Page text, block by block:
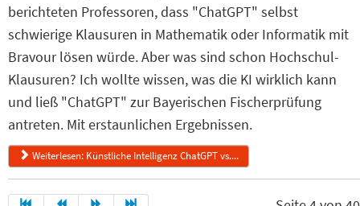
berichteten Professoren, dass "ChatGPT" selbst
schwierige Klausuren in Mathematik oder Informatik mit
Bravour lösen würde. Aber was sind schon Hochschul-
Klausuren? Ich wollte wissen, was die KI wirklich kann
und ließ "ChatGPT" zur Bayerischen Fischerprüfung
antreten. Mit erstaunlichen Ergebnissen.
Weiterlesen: Künstliche Intelligenz ChatGPT vs....